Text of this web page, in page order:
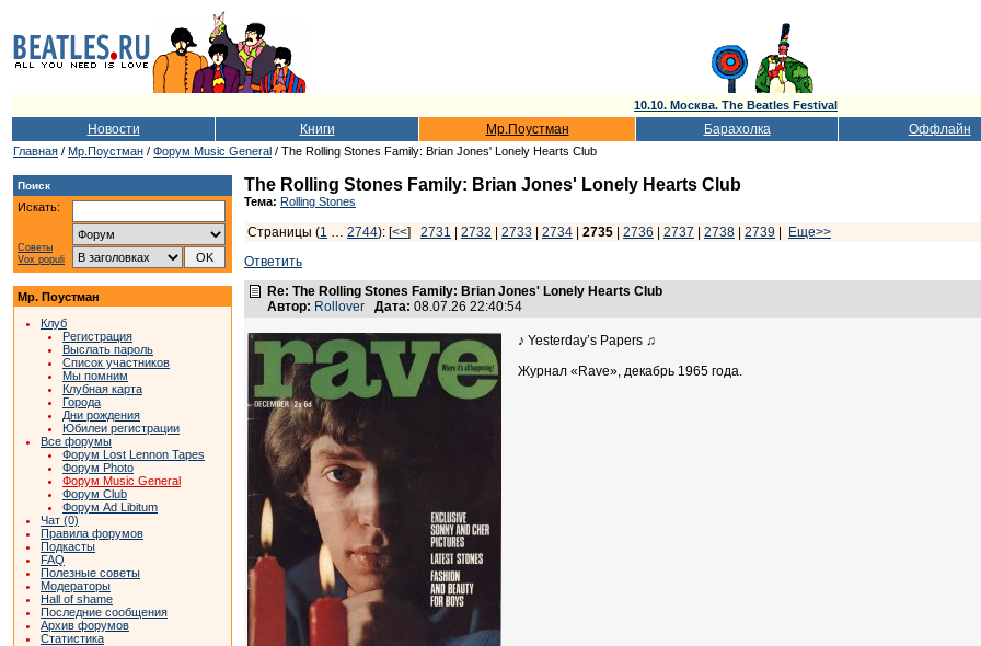
10.10. Москва. The Beatles Festival
Новости Книги Мр.Поустман Барахолка Оффлайн
Главная / Мр.Поустман / Форум Music General / The Rolling Stones Family: Brian Jones' Lonely Hearts Club
Поиск
Искать:
Советы
Vox populi
Мр. Поустман
Клуб
Регистрация
Выслать пароль
Список участников
Мы помним
Клубная карта
Города
Дни рождения
Юбилеи регистрации
Все форумы
Форум Lost Lennon Tapes
Форум Photo
Форум Music General
Форум Club
Форум Ad Libitum
Чат (0)
Правила форумов
Подкасты
FAQ
Полезные советы
Модераторы
Hall of shame
Последние сообщения
Архив форумов
Статистика
The Rolling Stones Family: Brian Jones' Lonely Hearts Club
Тема: Rolling Stones
Страницы (1 … 2744): [<<] 2731 2732 2733 2734 2735 2736 2737 2738 2739
Еще>>
Ответить
Re: The Rolling Stones Family: Brian Jones' Lonely Hearts Club
Автор: Rollover Дата: 08.07.26 22:40:54
♪ Yesterday’s Papers ♫
Журнал «Rave», декабрь 1965 года.